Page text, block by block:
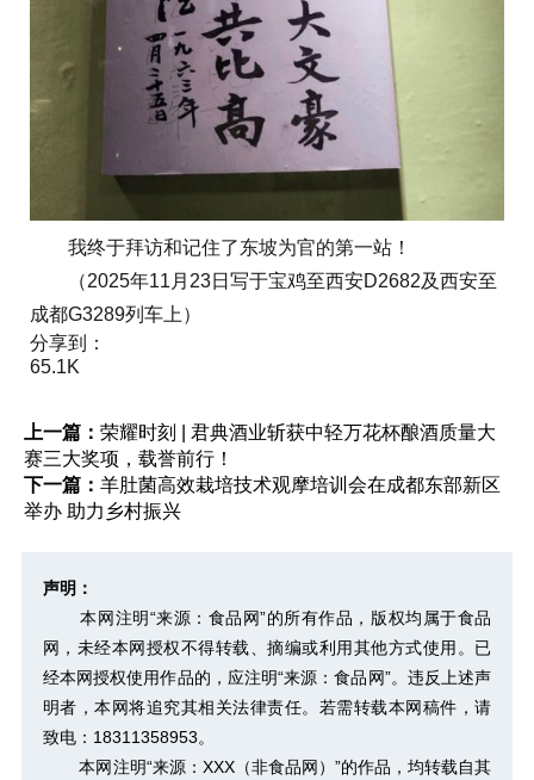
我终于拜访和记住了东坡为官的第一站！
（2025年11月23日写于宝鸡至西安D2682及西安至
成都G3289列车上）
分享到：
65.1K
上一篇： 荣耀时刻 | 君典酒业斩获中轻万花杯酿酒质量大
赛三大奖项，载誉前行！
下一篇： 羊肚菌高效栽培技术观摩培训会在成都东部新区
举办 助力乡村振兴
声明：
本网注明“来源：食品网”的所有作品，版权均属于食品
网，未经本网授权不得转载、摘编或利用其他方式使用。已
经本网授权使用作品的，应注明“来源：食品网”。违反上述声
明者，本网将追究其相关法律责任。若需转载本网稿件，请
致电：18311358953。
本网注明“来源：XXX（非食品网）”的作品，均转载自其